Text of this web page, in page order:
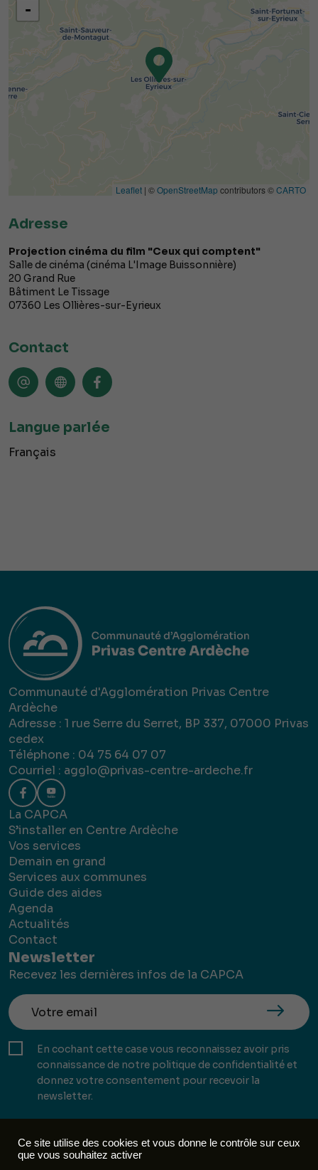
-
Leaflet | ©OpenStreetMap contributors ©CARTO
Adresse
Projection cinéma du film "Ceux qui comptent"
Salle de cinéma (cinéma L'Image Buissonnière)
20 Grand Rue
Bâtiment Le Tissage
07360 Les Ollières-sur-Eyrieux
Contact
Langue parlée
Français
Communauté d'Agglomération Privas Centre
Ardèche
Adresse : 1 rue Serre du Serret, BP 337, 07000 Privas
cedex
Téléphone : 04 75 64 07 07
Courriel : agglo@privas-centre-ardeche.fr
La CAPCA
S’installer en Centre Ardèche
Vos services
Demain en grand
Services aux communes
Guide des aides
Agenda
Actualités
Contact
Newsletter
Recevez les dernières infos de la CAPCA
En cochant cette case vous reconnaissez avoir pris
connaissance de notre politique de confidentialité et
donnez votre consentement pour recevoir la
newsletter.
Ce site utilise des cookies et vous donne le contrôle sur ceux
que vous souhaitez activer